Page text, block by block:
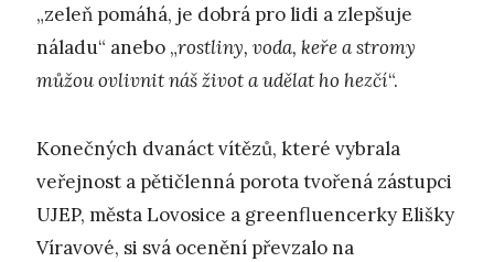
„zeleň pomáhá, je dobrá pro lidi a zlepšuje
náladu“ anebo „rostliny, voda, keře a stromy
můžou ovlivnit náš život a udělat ho hezčí“.
Konečných dvanáct vítězů, které vybrala
veřejnost a pětičlenná porota tvořená zástupci
UJEP, města Lovosice a greenfluencerky Elišky
Víravové, si svá ocenění převzalo na